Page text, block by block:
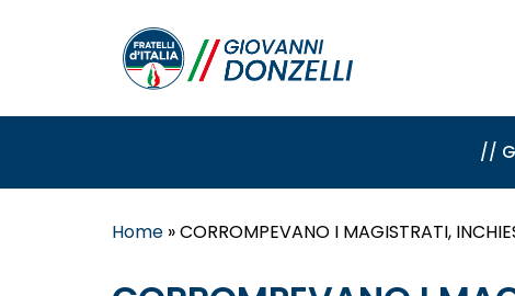
//
Home »CORROMPEVANO I MAGISTRATI,